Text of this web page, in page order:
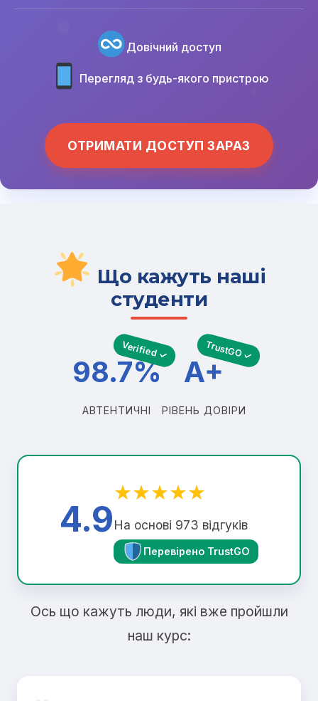
Довічний доступ
Перегляд з будь-якого пристрою
ОТРИМАТИ ДОСТУП ЗАРАЗ
Що кажуть наші
студенти
98.7%
АВТЕНТИЧНІ
Verified ✓
A+
РІВЕНЬ ДОВІРИ
TrustGO ✓
4.9
★★★★★
На основі 973 відгуків
Перевірено TrustGO
Ось що кажуть люди, які вже пройшли
наш курс: